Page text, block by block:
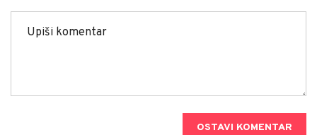
OSTAVI KOMENTAR